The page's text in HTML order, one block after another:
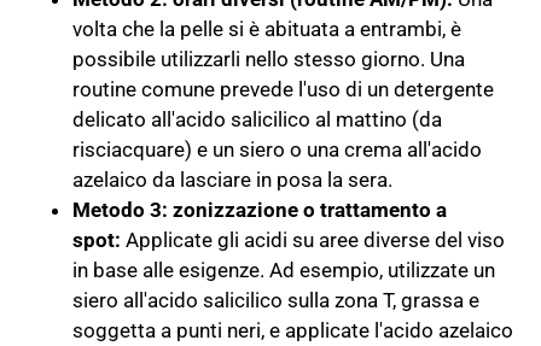
volta che la pelle si è abituata a entrambi, è
possibile utilizzarli nello stesso giorno. Una
routine comune prevede l'uso di un detergente
delicato all'acido salicilico al mattino (da
risciacquare) e un siero o una crema all'acido
azelaico da lasciare in posa la sera.
Metodo 3: zonizzazione o trattamento a
spot: Applicate gli acidi su aree diverse del viso
in base alle esigenze. Ad esempio, utilizzate un
siero all'acido salicilico sulla zona T, grassa e
soggetta a punti neri, e applicate l'acido azelaico